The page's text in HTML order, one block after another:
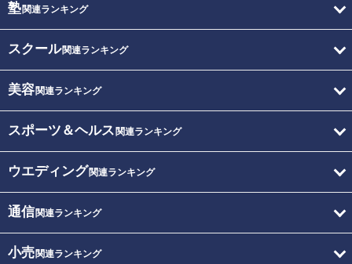
塾関連ランキング
スクール関連ランキング
美容関連ランキング
スポーツ＆ヘルス 関連ランキング
ウエディング関連ランキング
通信関連ランキング
小売関連ランキング